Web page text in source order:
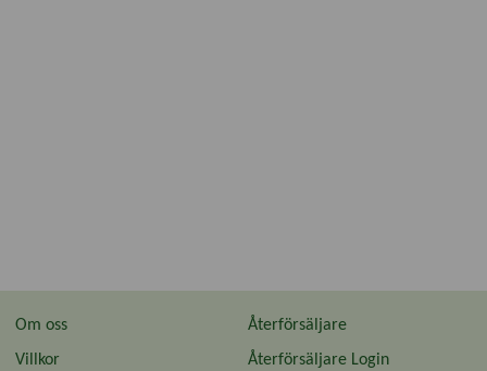
Om oss
Villkor
Återförsäljare
Återförsäljare Login